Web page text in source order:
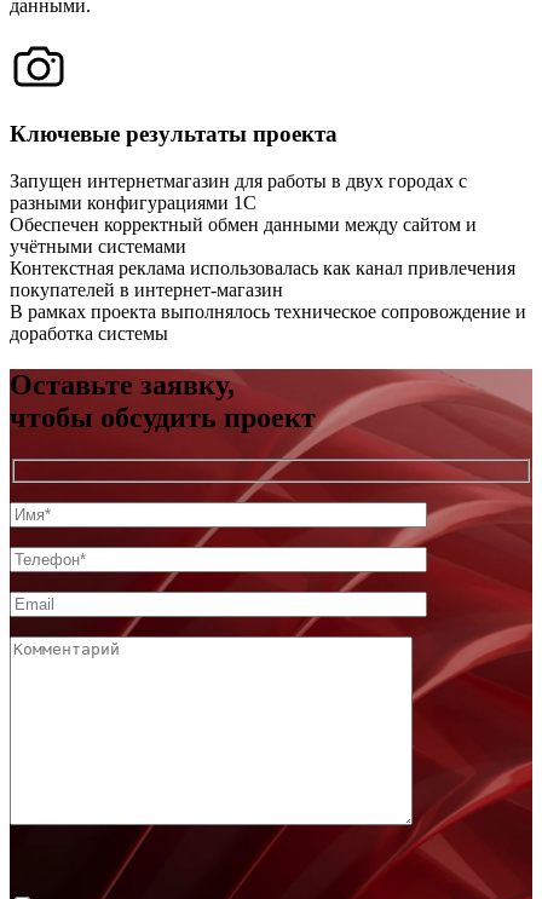
данными.
Ключевые результаты проекта
Запущен интернетмагазин для работы в двух городах с
разными конфигурациями 1С
Обеспечен корректный обмен данными между сайтом и
учётными системами
Контекстная реклама использовалась как канал привлечения
покупателей в интернет-магазин
В рамках проекта выполнялось техническое сопровождение и
доработка системы
Оставьте заявку,
чтобы обсудить проект